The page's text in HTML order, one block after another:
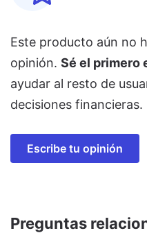
Este producto aún no
opinión. Sé el primero
ayudar al resto de
decisiones financieras.
Escribe tu opinión
Preguntas